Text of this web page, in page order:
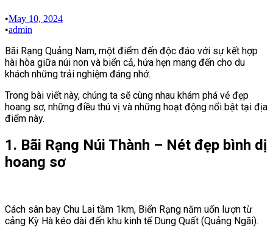
•May 10, 2024
•admin
Bãi Rạng Quảng Nam, một điểm đến độc đáo với sự kết hợp
hài hòa giữa núi non và biển cả, hứa hẹn mang đến cho du
khách những trải nghiệm đáng nhớ.
Trong bài viết này, chúng ta sẽ cùng nhau khám phá vẻ đẹp
hoang sơ, những điều thú vị và những hoạt động nổi bật tại địa
điểm này.
1. Bãi Rạng Núi Thành – Nét đẹp bình dị
hoang sơ
Cách sân bay Chu Lai tầm 1km, Biển Rạng nằm uốn lượn từ
cảng Kỳ Hà kéo dài đến khu kinh tế Dung Quất (Quảng Ngãi).